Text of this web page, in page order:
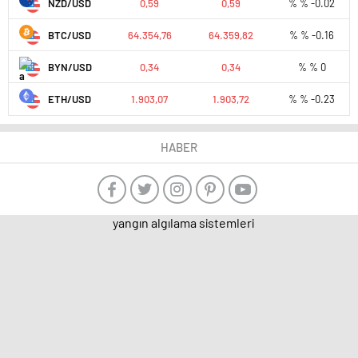
NZD/USD 0,59 0,59 % % -0.02
BTC/USD 64.354,76 64.359,82 % % -0.16
BYN/USD 0,34 0,34 % % 0
ETH/USD 1.903,07 1.903,72 % % -0.23
HABER
yangın algılama sistemleri